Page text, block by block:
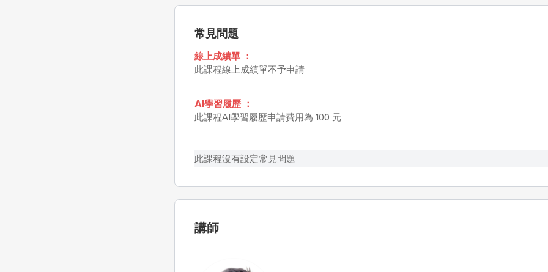
常見問題
線上成績單 ：
此課程線上成績單不予申請
AI學習履歷 ：
此課程AI學習履歷申請費用為 100 元
此課程沒有設定常見問題
講師